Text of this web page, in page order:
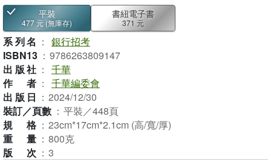
平裝
477 元 (無庫存)
書紐電子書
371 元
系列名 ： 銀行招考
ISBN13 ： 9786263809147
出版社 ： 千華
作者 ： 千華編委會
出版日 ： 2024/12/30
裝訂／頁數 ： 平裝／448頁
規格 ： 23cm*17cm*2.1cm (高/寬/厚)
重量 ： 800克
版次 ： 3